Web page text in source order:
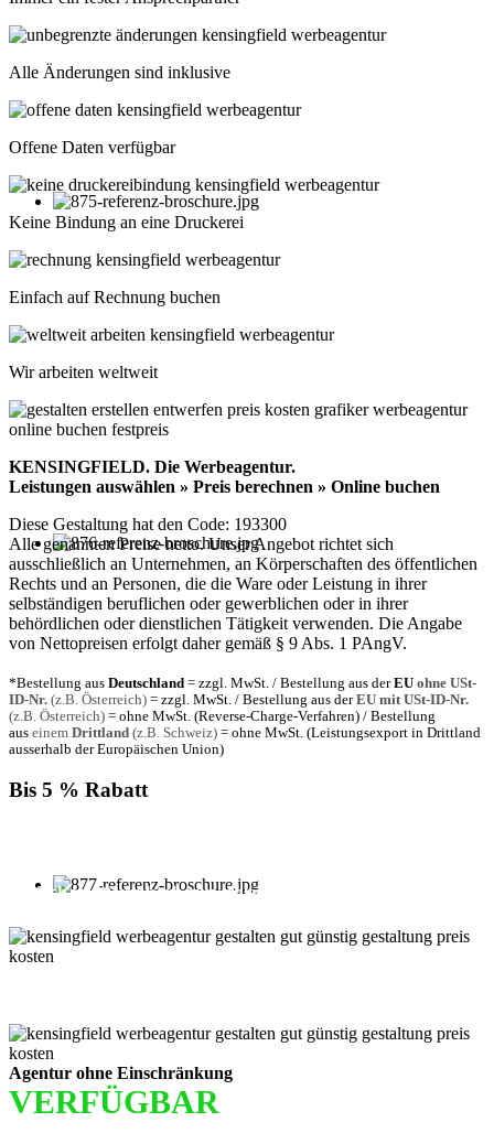
Alle Änderungen sind inklusive
Offene Daten verfügbar
Keine Bindung an eine Druckerei
Einfach auf Rechnung buchen
Wir arbeiten weltweit
KENSINGFIELD. Die Werbeagentur.
Leistungen auswählen » Preis berechnen » Online buchen
Diese Gestaltung hat den Code: 193300
Alle genannten Preise netto. Unser Angebot richtet sich
ausschließlich an Unternehmen, an Körperschaften des öffentlichen
Rechts und an Personen, die die Ware oder Leistung in ihrer
selbständigen beruflichen oder gewerblichen oder in ihrer
behördlichen oder dienstlichen Tätigkeit verwenden. Die Angabe
von Nettopreisen erfolgt daher gemäß § 9 Abs. 1 PAngV.
*Bestellung aus Deutschland = zzgl. MwSt. / Bestellung aus derEU ohne USt-
ID-Nr. (z.B. Österreich) = zzgl. MwSt. / Bestellung aus derEU mit USt-ID-Nr.
(z.B. Österreich) = ohne MwSt. (Reverse-Charge-Verfahren) / Bestellung
aus einem Drittland (z.B. Schweiz) = ohne MwSt. (Leistungsexport in Drittland
ausserhalb der Europäischen Union)
Bis 5 % Rabatt
Einfach im Warenkorb auswählen!
Agentur ohne Einschränkung
VERFÜGBAR